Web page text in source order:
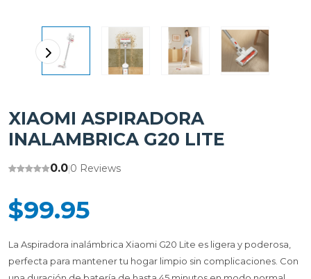
XIAOMI ASPIRADORA
INALAMBRICA G20 LITE
0.0|0 Reviews
$99.95
La Aspiradora inalámbrica Xiaomi G20 Lite es ligera y poderosa,
perfecta para mantener tu hogar limpio sin complicaciones. Con